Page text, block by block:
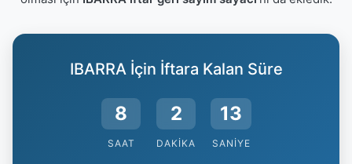
IBARRA İçin İftara Kalan Süre
8
SAAT
2
DAKIKA
12
SANIYE